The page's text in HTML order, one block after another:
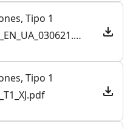
lineal
en una opción para
Tipo 1
DW03050_DW03101_EN_UA_030621.pdf
Tipo 1